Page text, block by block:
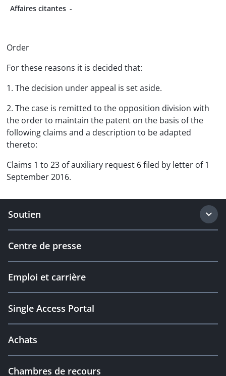
Affaires citantes -
Order
For these reasons it is decided that:
1. The decision under appeal is set aside.
2. The case is remitted to the opposition division with
the order to maintain the patent on the basis of the
following claims and a description to be adapted
thereto:
Claims 1 to 23 of auxiliary request 6 filed by letter of 1
September 2016.
Soutien
Centre de presse
Emploi et carrière
Single Access Portal
Achats
Chambres de recours